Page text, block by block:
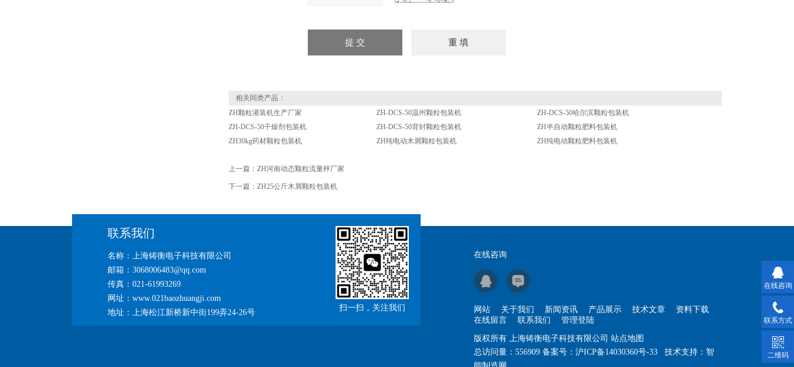
相关同类产品：
ZH颗粒灌装机生产厂家
ZH-DCS-50温州颗粒包装机
ZH-DCS-50哈尔滨颗粒包装机
ZH-DCS-50干燥剂包装机
ZH-DCS-50背封颗粒包装机
ZH半自动颗粒肥料包装机
ZH30kg药材颗粒包装机
ZH纯电动木屑颗粒包装机 ZH纯电动颗粒肥料包装机
上一篇： ZH河南动态颗粒流量秤厂家
下一篇： ZH25公斤木屑颗粒包装机
联系我们
名称：上海铸衡电子科技有限公司
邮箱：3068006483@qq.com
传真：021-61993269
网址：www.021baozhuangji.com
地址：上海松江新桥新中街199弄24-26号
扫一扫，关注我们
在线咨询
网站 关于我们 新闻资讯 产品展示 技术文章
资料下载
在线留言
联系我们 管理登陆
版权所有 上海铸衡电子科技有限公司 站点地图
总访问量： 556909 备案号： 沪ICP备14030360号-33 技术支持： 智
在线咨询
联系方式
二维码